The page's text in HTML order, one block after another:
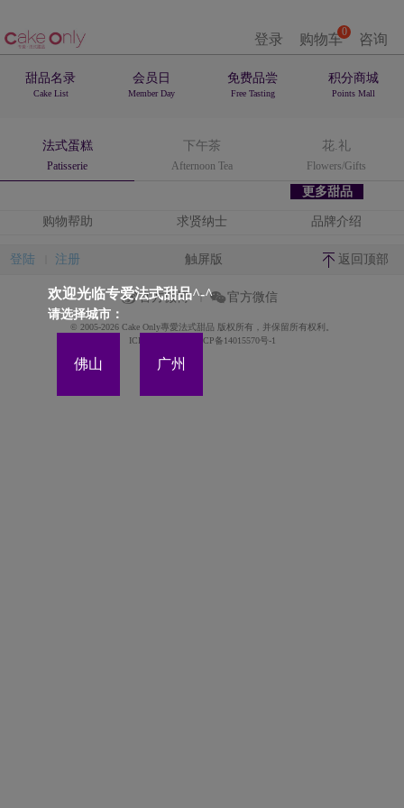
登录 0
购物车 咨询
甜品名录
Cake List
会员日
Member Day
免费品尝
Free Tasting
积分商城
Points Mall
法式蛋糕
Patisserie
下午茶
Afternoon Tea
花.礼
Flowers/Gifts
更多甜品
欢迎光临专爱法式甜品^-^
请选择城市：
佛山 广州
购物帮助 求贤纳士 品牌介绍
登陆 注册 触屏版 返回顶部
官方微博 官方微信
© 2005-2026 Cake Only專愛法式甜品 版权所有，并保留所有权利。
ICP备案证书号:粤ICP备14015570号-1